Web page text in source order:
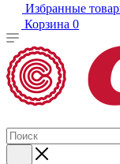
Избранные
Корзина 0